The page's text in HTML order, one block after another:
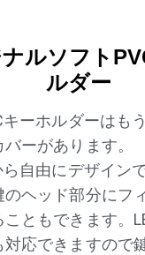
ルソフト
ルダー
キーホルダーはも
ーがあります。
ら自由にデザイン
のヘッド部分にフ
ともできます。
対応できますので